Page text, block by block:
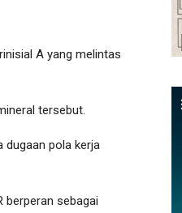
A yang melintas
tersebut.
dugaan pola kerja
berperan sebagai